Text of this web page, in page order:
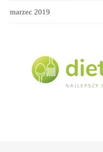
marzec 2019